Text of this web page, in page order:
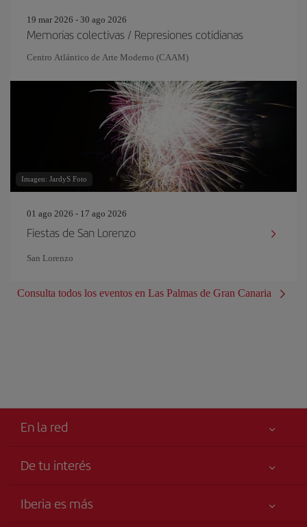
19 mar 2026 - 30 ago 2026
Memorias colectivas / Represiones cotidianas
Centro Atlántico de Arte Moderno (CAAM)
Imagen: JardyS Foto
01 ago 2026 - 17 ago 2026
Fiestas de San Lorenzo
San Lorenzo
Consulta todos los eventos en Las Palmas de Gran Canaria
En la red
De tu interés
Accesibilidad
Iberia es más